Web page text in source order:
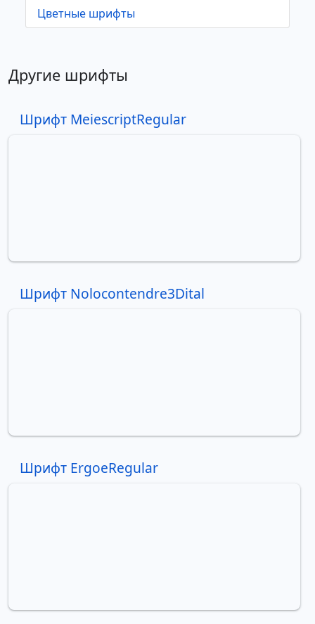
Цветные шрифты
Другие шрифты
Шрифт MeiescriptRegular
Шрифт Nolocontendre3Dital
Шрифт ErgoeRegular